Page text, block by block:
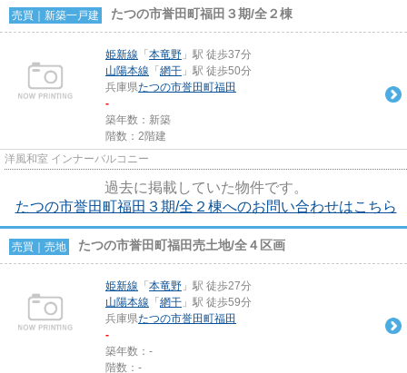
売買｜新築一戸建 たつの市誉田町福田３期/全２棟
姫新線 「 本竜野 」駅 徒歩37分
山陽本線 「 網干 」駅 徒歩50分
兵庫県たつの市誉田町福田
-
築年数：新築
階数：2階建
洋風和室 インナーバルコニー
過去に掲載していた物件です。
たつの市誉田町福田３期/全２棟へのお問い合わせはこちら
売買｜売地 たつの市誉田町福田売土地/全４区画
姫新線 「 本竜野 」駅 徒歩27分
山陽本線 「 網干 」駅 徒歩59分
兵庫県たつの市誉田町福田
-
築年数：-
階数：-